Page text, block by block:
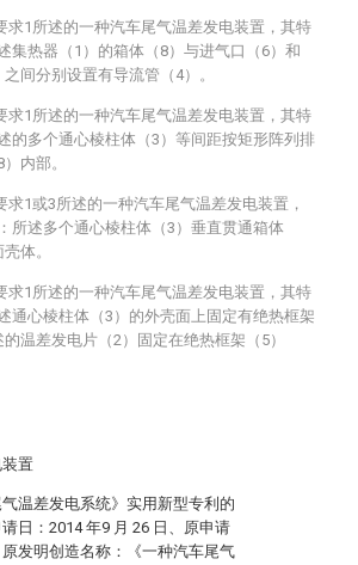
置
温差发电系统》实用新型专利的
日：2014 年9 月 26 日、原申请
发明创造名称：《一种汽车尾气
求1所述的一种汽车尾气温差发电装置，其特
集热器（1）的箱体（8）与进气口（6）和
间分别设置有导流管（4）。
求1所述的一种汽车尾气温差发电装置，其特
的多个通心棱柱体（3）等间距按矩形阵列排
内部。
求1或3所述的一种汽车尾气温差发电装置，
所述多个通心棱柱体（3）垂直贯通箱体
体。
求1所述的一种汽车尾气温差发电装置，其特
通心棱柱体（3）的外壳面上固定有绝热框架
的温差发电片（2）固定在绝热框架（5）